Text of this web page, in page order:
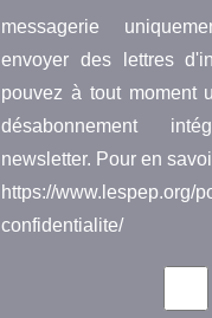
messagerie
envoyer des lettres
pouvez à tout moment
désabonnement
newsletter. Pour en
https://www.lespep.org/
confidentialite/